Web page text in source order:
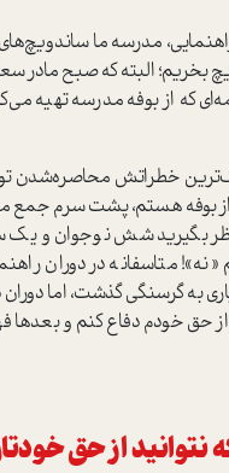
مدرسه ما
بخریم؛ البته که صبح مادر
که از بوفه مدرسه تهیه
بزرگ‌ترین خطراتش
از بوفه هستم، پشت سرم
بگیرید شش نوجوان و یک
متاسفانه در دوران
به گرسنگی گذشت، اما
از حق خودم دفاع کنم و
نتوانید از حق